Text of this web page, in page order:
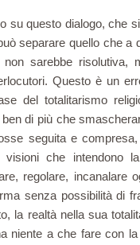
su questo dialogo, che
separare quello che a
sarebbe risolutiva,
Questo è un
del totalitarismo
di più che
seguita e
visioni che in­tendono
regolare, incanalare
senza possibilità di
la realtà nella sua
niente a che fare con